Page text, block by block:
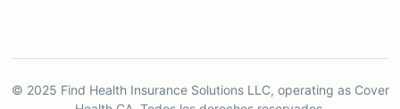
© 2025 Find Health Insurance Solutions LLC, operating as Cover